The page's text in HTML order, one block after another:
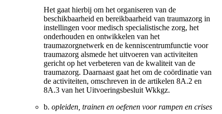
Het gaat hierbij om het organiseren van de
beschikbaarheid en bereikbaarheid van traumazorg in
instellingen voor medisch specialistische zorg, het
onderhouden en ontwikkelen van het
traumazorgnetwerk en de kenniscentrumfunctie voor
traumazorg alsmede het uitvoeren van activiteiten
gericht op het verbeteren van de kwaliteit van de
traumazorg. Daarnaast gaat het om de coördinatie van
de activiteiten, omschreven in de artikelen 8A.2 en
8A.3 van het Uitvoeringsbesluit Wkkgz.
b. opleiden, trainen en oefenen voor rampen en crises